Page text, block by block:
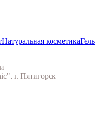
Натуральная косметикаГель
г. Пятигорск